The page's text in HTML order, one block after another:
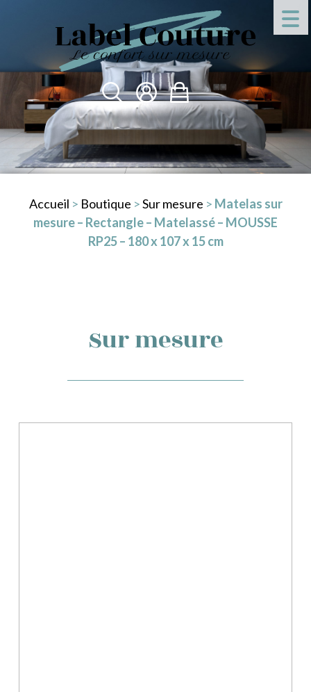
Accueil > Boutique >Sur mesure > Matelas sur
mesure – Rectangle – Matelassé – MOUSSE
RP25 – 180 x 107 x 15 cm
Sur mesure